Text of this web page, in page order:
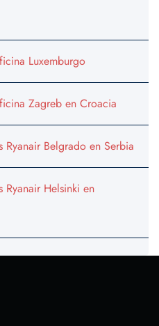
Luxemburgo
Zagreb en Croacia
Belgrado en Serbia
Helsinki en